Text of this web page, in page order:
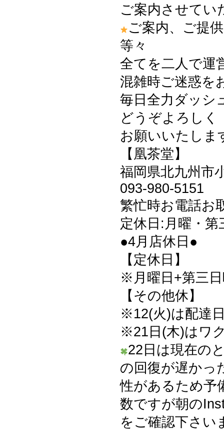
ご案内させてい
ご案内、ご提
等々
全てを二人で運
混雑時ご迷惑を
毎日全力ダッシ
どうぞよろしく
お願いいたしま
【凰茶堂】
福岡県北九州市
093-980-5151
繁忙時お電話お
定休日:月曜・第
●4月店休日●
【定休日】
※月曜日+第三
【その他休】
※12(火)は配達
※21日(木)はワ
22日は現在の
の回復が遅かっ
性があるため予
数ですが朝の
をご確認下さい